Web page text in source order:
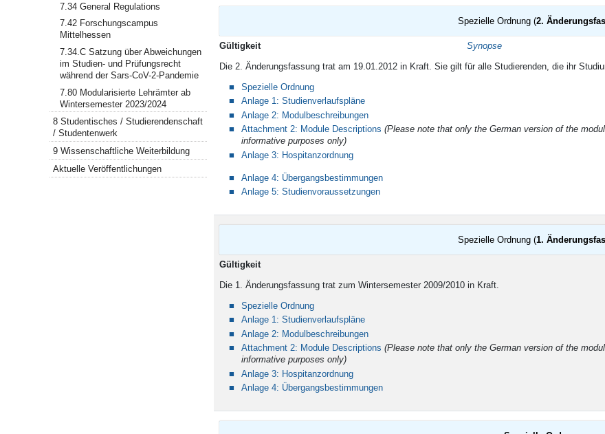
Spezielle Ordnung (2.
Gültigkeit Synopse
Die 2. Änderungsfassung trat am 19.01.2012 in Kraft. Sie gilt für alle Studierenden, die ihr
Spezielle Ordnung
Anlage 1: Studienverlaufspläne
Anlage 2: Modulbeschreibungen
Attachment 2: Module Descriptions (Please note that only the German version of the
informative purposes only)
Anlage 3: Hospitanzordnung
Anlage 4: Übergangsbestimmungen
Anlage 5: Studienvoraussetzungen
Spezielle Ordnung (1.
Gültigkeit
Die 1. Änderungsfassung trat zum Wintersemester 2009/2010 in Kraft.
Spezielle Ordnung
Anlage 1: Studienverlaufspläne
Anlage 2: Modulbeschreibungen
Attachment 2: Module Descriptions (Please note that only the German version of the
informative purposes only)
Anlage 3: Hospitanzordnung
Anlage 4: Übergangsbestimmungen
7.34 General Regulations
7.42 Forschungscampus
Mittelhessen
7.34.C Satzung über Abweichungen
im Studien- und Prüfungsrecht
während der Sars-CoV-2-Pandemie
7.80 Modularisierte Lehrämter ab
Wintersemester 2023/2024
8 Studentisches / Studierendenschaft
/ Studentenwerk
9 Wissenschaftliche Weiterbildung
Aktuelle Veröffentlichungen